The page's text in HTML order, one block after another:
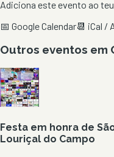
Adiciona este evento ao
📅 Google Calendar📆 iCal /
Outros eventos em
Festa em honra de
Louriçal do Campo